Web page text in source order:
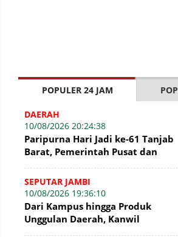
POPULER 24 JAM
DAERAH
10/08/2026 20:24:38
Paripurna Hari Jadi ke-61 Tanjab
Barat, Pemerintah Pusat dan
SEPUTAR JAMBI
10/08/2026 19:36:10
Dari Kampus hingga Produk
Unggulan Daerah, Kanwil